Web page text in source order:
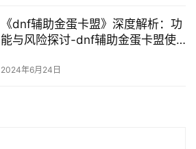
《dnf辅助金蛋卡盟》深度解析：功
能与风险探讨-dnf辅助金蛋卡盟使
2024年6月24日